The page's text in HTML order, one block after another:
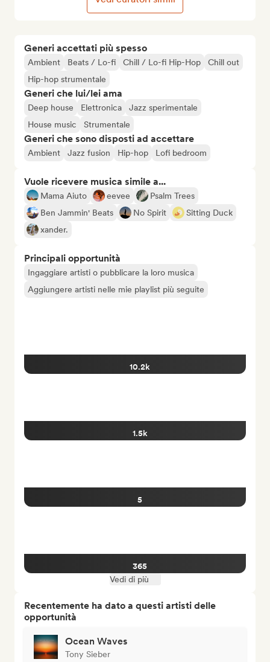
Generi accettati più spesso
Ambient Beats / Lo-fi Chill / Lo-fi Hip-Hop
Chill out
Hip-hop strumentale
Generi che lui/lei ama
Deep house Elettronica
Jazz sperimentale
House music
Strumentale
Generi che sono disposti ad accettare
Ambient Jazz fusion Hip-hop Lofi bedroom
Vuole ricevere musica simile a...
Mama Aiuto eevee
Psalm Trees
Ben Jammin' Beats
No Spirit
Sitting Duck
xander.
Principali opportunità
Ingaggiare artisti o pubblicare la loro musica
Aggiungere artisti nelle mie playlist più seguite
10.2k
1.5k
5
365
Vedi di più
Recentemente ha dato a questi artisti delle
opportunità
Ocean Waves
Tony Sieber